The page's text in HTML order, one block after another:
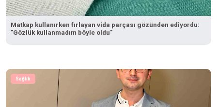
Matkap kullanırken fırlayan vida parçası gözünden ediyordu:
"Gözlük kullanmadım böyle oldu"
Sağlık